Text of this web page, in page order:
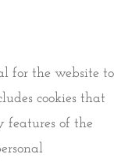
for the website to
cookies that
features of the